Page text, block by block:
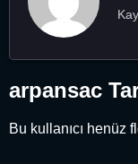
arpansac
Bu kullanıcı henüz